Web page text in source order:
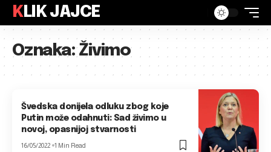
KLIK JAJCE
Oznaka:Živimo
Švedska donijela odluku zbog koje
Putin može odahnuti: Sad živimo u
novoj, opasnijoj stvarnosti
16/05/2022 1 Min Read